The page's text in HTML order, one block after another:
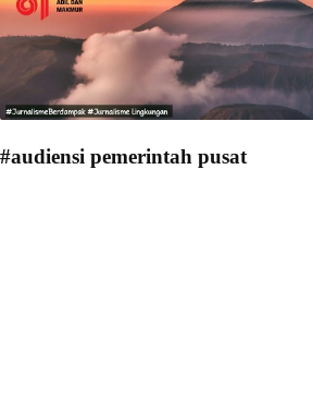
#audiensi pemerintah pusat